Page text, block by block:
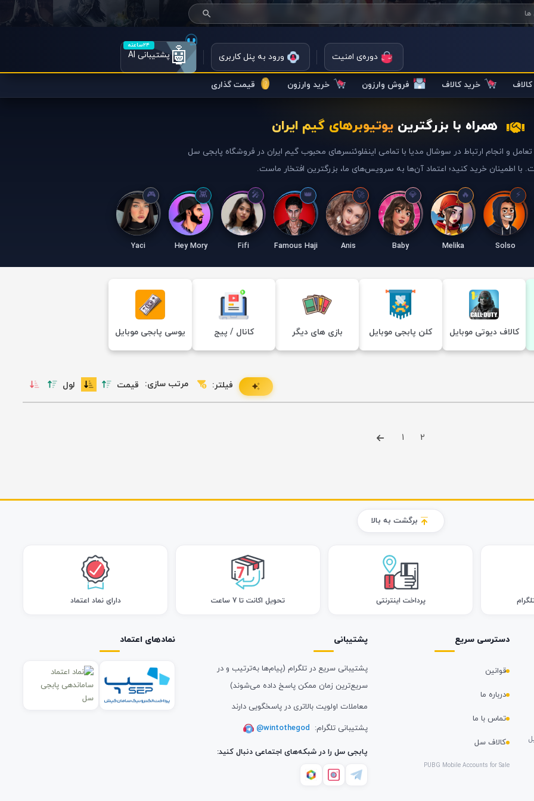
دوره‌ی امنیت ورود به پنل کاربری
۲۴ساعته 🤖پشتیبانی AI
خرید کالاف فروش وارزون خرید وارزون قیمت گذاری
همراه با بزرگترین یوتیوبرهای گیم ایران
و انجام ارتباط در سوشال مدیا با تمامی اینفلوئنسرهای محبوب گیم ایران در فروشگاه پابجی سل
با اطمینان خرید کنید؛ اعتماد آن‌ها به سرویس‌های ما، بزرگترین افتخار ماست.
Solso
Melika
Baby
Anis
Famous Haji
Fifi
Hey Mory
Yaci
کالاف دیوتی موبایل کلن پابجی موبایل بازی های دیگر کانال / پیج یوسی پابجی موبایل
فیلتر: مرتب سازی: قیمت لول
1 2
برگشت به بالا
پرداخت اینترنتی تحویل اکانت تا 7 ساعت دارای نماد اعتماد
دسترسی سریع
قوانین
درباره ما
تماس با ما
کالاف سل
PUBG Mobile Accounts for Sale
پشتیبانی
پشتیبانی سریع در تلگرام (پیام‌ها به‌ترتیب و در
سریع‌ترین زمان ممکن پاسخ داده می‌شوند)
معاملات اولویت بالاتری در پاسخگویی دارند
پشتیبانی تلگرام: @wintothegod
پابجی سل را در شبکه‌های اجتماعی دنبال کنید:
نمادهای اعتماد